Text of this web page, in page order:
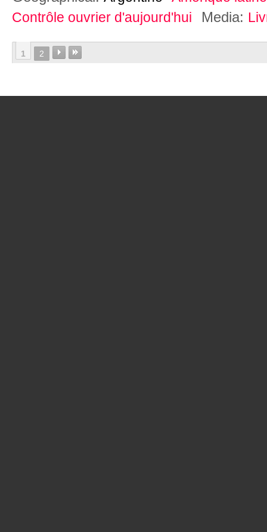
Contrôle ouvrier d'aujourd'hui
Media:
1 2